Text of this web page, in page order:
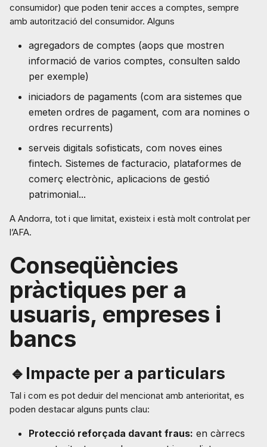
consumidor) que poden tenir acces a comptes, sempre
amb autorització del consumidor. Alguns
agregadors de comptes (aops que mostren
informació de varios comptes, consulten saldo
per exemple)
iniciadors de pagaments (com ara sistemes que
emeten ordres de pagament, com ara nomines o
ordres recurrents)
serveis digitals sofisticats, com noves eines
fintech. Sistemes de facturacio, plataformes de
comerç electrònic, aplicacions de gestió
patrimonial...
A Andorra, tot i que limitat, existeix i està molt controlat per
l’AFA.
Conseqüències
pràctiques per a
usuaris, empreses i
bancs
🔹Impacte per a particulars
Tal i com es pot deduir del mencionat amb anterioritat, es
poden destacar alguns punts clau:
Protecció reforçada davant fraus: en càrrecs